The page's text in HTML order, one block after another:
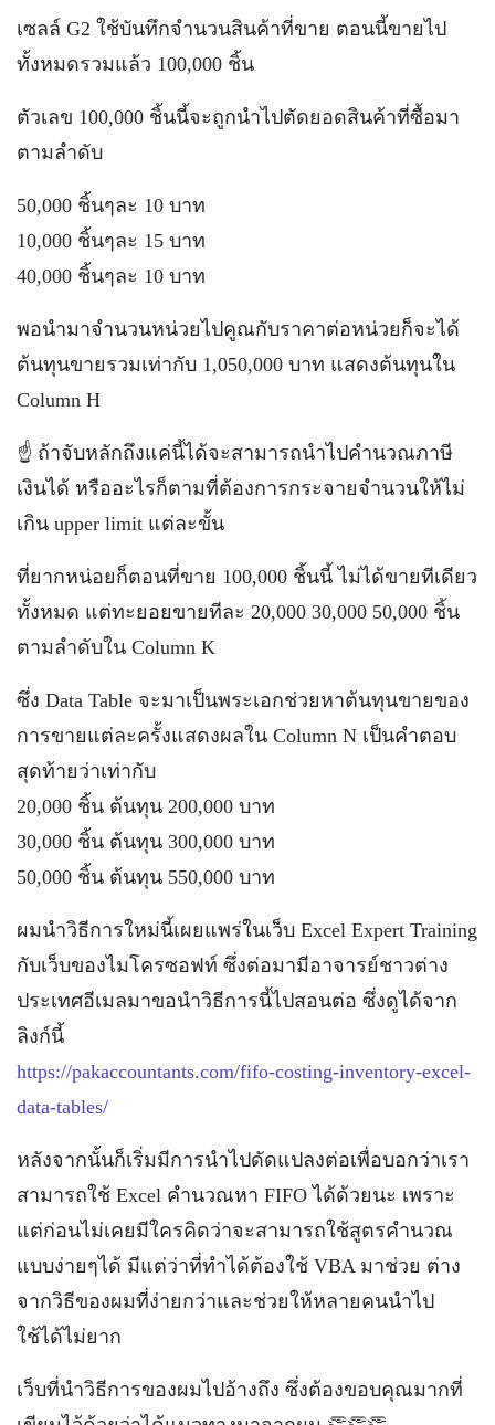
เซลล์ G2 ใช้บันทึกจำนวนสินค้าที่ขาย ตอนนี้ขายไป
ทั้งหมดรวมแล้ว 100,000 ชิ้น
ตัวเลข 100,000 ชิ้นนี้จะถูกนำไปตัดยอดสินค้าที่ซื้อมา
ตามลำดับ
50,000 ชิ้นๆละ 10 บาท
10,000 ชิ้นๆละ 15 บาท
40,000 ชิ้นๆละ 10 บาท
พอนำมาจำนวนหน่วยไปคูณกับราคาต่อหน่วยก็จะได้
ต้นทุนขายรวมเท่ากับ 1,050,000 บาท แสดงต้นทุนใน
Column H
☝️ ถ้าจับหลักถึงแค่นี้ได้จะสามารถนำไปคำนวณภาษี
เงินได้ หรืออะไรก็ตามที่ต้องการกระจายจำนวนให้ไม่
เกิน upper limit แต่ละขั้น
ที่ยากหน่อยก็ตอนที่ขาย 100,000 ชิ้นนี้ ไม่ได้ขายทีเดียว
ทั้งหมด แต่ทะยอยขายทีละ 20,000 30,000 50,000 ชิ้น
ตามลำดับใน Column K
ซึ่ง Data Table จะมาเป็นพระเอกช่วยหาต้นทุนขายของ
การขายแต่ละครั้งแสดงผลใน Column N เป็นคำตอบ
สุดท้ายว่าเท่ากับ
20,000 ชิ้น ต้นทุน 200,000 บาท
30,000 ชิ้น ต้นทุน 300,000 บาท
50,000 ชิ้น ต้นทุน 550,000 บาท
ผมนำวิธีการใหม่นี้เผยแพร่ในเว็บ Excel Expert Training
กับเว็บของไมโครซอฟท์ ซึ่งต่อมามีอาจารย์ชาวต่าง
ประเทศอีเมลมาขอนำวิธีการนี้ไปสอนต่อ ซึ่งดูได้จาก
ลิงก์นี้
https://pakaccountants.com/fifo-costing-inventory-excel-
data-tables/
หลังจากนั้นก็เริ่มมีการนำไปดัดแปลงต่อเพื่อบอกว่าเรา
สามารถใช้ Excel คำนวณหา FIFO ได้ด้วยนะ เพราะ
แต่ก่อนไม่เคยมีใครคิดว่าจะสามารถใช้สูตรคำนวณ
แบบง่ายๆได้ มีแต่ว่าที่ทำได้ต้องใช้ VBA มาช่วย ต่าง
จากวิธีของผมที่ง่ายกว่าและช่วยให้หลายคนนำไป
ใช้ได้ไม่ยาก
เว็บที่นำวิธีการของผมไปอ้างถึง ซึ่งต้องขอบคุณมากที่